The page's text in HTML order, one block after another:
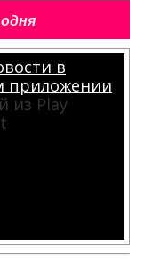
в
приложении
из Play